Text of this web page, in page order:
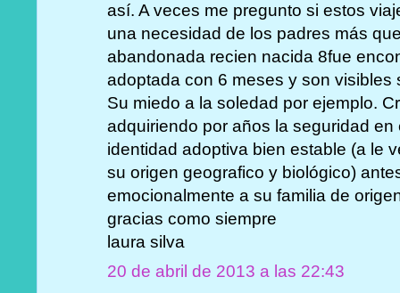
así. A veces me pregunto si estos
una necesidad de los padres más
abandonada recien nacida 8fue
adoptada con 6 meses y son
Su miedo a la soledad por ejemplo.
adquiriendo por años la seguridad
identidad adoptiva bien estable (a le
su origen geografico y biológico)
emocionalmente a su familia de
gracias como siempre
laura silva
20 de abril de 2013 a las 22:43